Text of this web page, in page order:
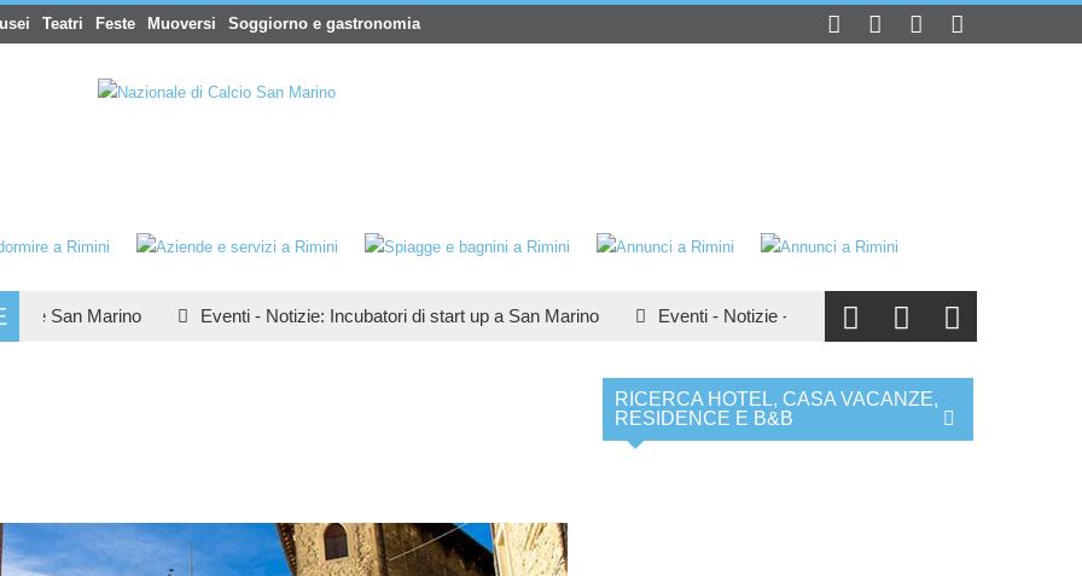
Teatri Feste Muoversi Soggiorno e gastronomia
San Marino Eventi-Notizie:Incubatori di start up a San Marino Eventi-Notizie-Turismo San Marino e il turismo
RICERCA HOTEL, CASA VACANZE,
RESIDENCE E B&B